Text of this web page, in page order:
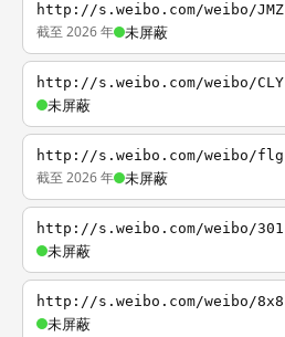
http://s.weibo.com/weibo/JMZ
截至 2026 年 未屏蔽
http://s.weibo.com/weibo/CLY
未屏蔽
http://s.weibo.com/weibo/flg
截至 2026 年 未屏蔽
http://s.weibo.com/weibo/301
未屏蔽
http://s.weibo.com/weibo/8x8
未屏蔽